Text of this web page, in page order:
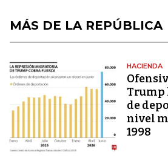
MÁS DE LA REPÚBLICA
HACIENDA
Trump
de
nivel
1998